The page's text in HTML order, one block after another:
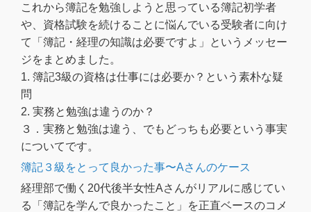
これから簿記を勉強しようと思っている簿記初学者
や、資格試験を続けることに悩んでいる受験者に向け
て「簿記・経理の知識は必要ですよ」というメッセー
ジをまとめました。
1. 簿記3級の資格は仕事には必要か？という素朴な疑
問
2. 実務と勉強は違うのか？
３．実務と勉強は違う、でもどっちも必要という事実
についてです。
簿記３級をとって良かった事〜Aさんのケース
経理部で働く20代後半女性Aさんがリアルに感じてい
る「簿記を学んで良かったこと」を正直ベースのコメ